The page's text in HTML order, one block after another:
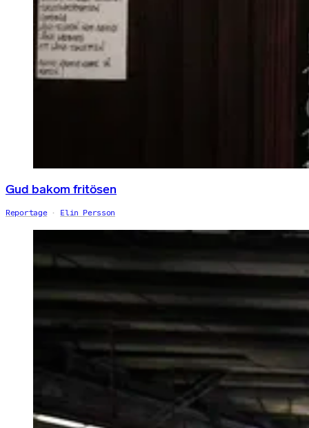
Gud bakom fritösen
Reportage Elin Persson